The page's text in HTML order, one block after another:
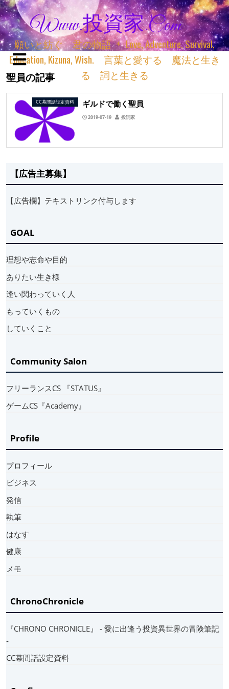
Www.投資家.com
願いと紡ぐ 君の物語 ＊ Love, Adventure, Survival,
Education, Kizuna, Wish. 言葉と愛する 魔法と生き
る 詞と生きる
聖員の記事
CC幕間話設定資料 ギルドで働く聖員
2019-07-19 投詞家
【広告主募集】
【広告欄】テキストリンク付与します
GOAL
理想や志命や目的
ありたい生き様
逢い関わっていく人
もっていくもの
していくこと
Community Salon
フリーランスCS 『STATUS』
ゲームCS『Academy』
Profile
プロフィール
ビジネス
発信
執筆
はなす
健康
メモ
ChronoChronicle
『CHRONO CHRONICLE』 ‐ 愛に出逢う投資異世界の冒険筆記
‐
CC幕間話設定資料